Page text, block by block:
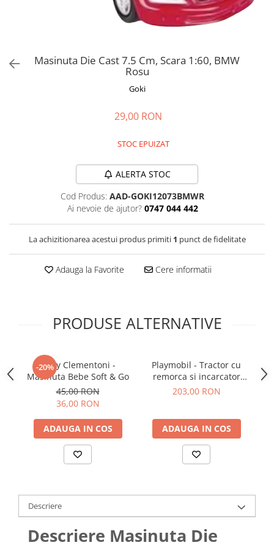
Jucarii electronice
Masinuta Die Cast 7.5 Cm, Scara 1:60, BMW
Rosu
Goki
29,00 RON
STOC EPUIZAT
ALERTA STOC
Cod Produs: AAD-GOKI12073BMWR
Ai nevoie de ajutor? 0747 044 442
La achizitionarea acestui produs primiti 1 punct de fidelitate
Adauga la Favorite Cere informatii
PRODUSE ALTERNATIVE
-20%
Baby Clementoni -
Masinuta Bebe Soft & Go
45,00 RON
36,00 RON
ADAUGA IN COS
Playmobil - Tractor cu
remorca si incarcator
frontal
203,00 RON
ADAUGA IN COS
Descriere
Descriere Masinuta Die